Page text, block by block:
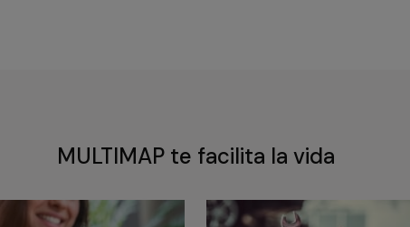
MULTIMAP te facilita la vida